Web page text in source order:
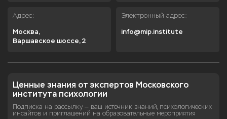
Адрес:
Москва,
Варшавское шоссе, 2
Электронный адрес:
info@mip.institute
Ценные знания от экспертов Московского
института психологии
Подписка на рассылку — ваш источник знаний, психологических
инсайтов и приглашений на образовательные мероприятия